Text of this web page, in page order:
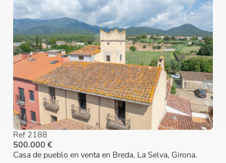
Ref 2188
500.000 €
Casa de pueblo en venta en Breda, La Selva, Girona.